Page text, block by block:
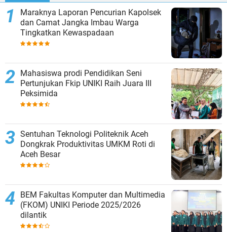
Maraknya Laporan Pencurian Kapolsek
dan Camat Jangka Imbau Warga
Tingkatkan Kewaspadaan
Mahasiswa prodi Pendidikan Seni
Pertunjukan Fkip UNIKI Raih Juara III
Peksimida
Sentuhan Teknologi Politeknik Aceh
Dongkrak Produktivitas UMKM Roti di
Aceh Besar
BEM Fakultas Komputer dan Multimedia
(FKOM) UNIKI Periode 2025/2026
dilantik